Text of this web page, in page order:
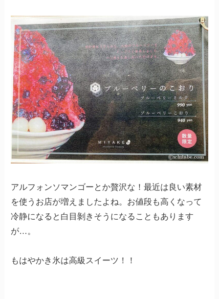
アルフォンソマンゴーとか贅沢な！最近は良い素材
を使うお店が増えましたよね。お値段も高くなって
冷静になると白目剝きそうになることもあります
が…。
もはやかき氷は高級スイーツ！！